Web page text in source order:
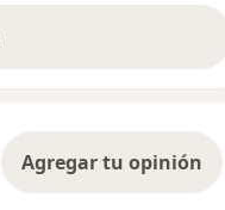
Agregar tu opinión